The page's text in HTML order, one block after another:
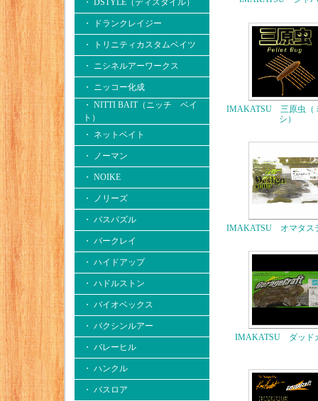
・ DSTYLE（ディスタイル）
・ ドランクレイジー
・ トリニティカスタムベイツ
・ ニシネルアーワークス
・ ニッコー化成
・ NITTI BAIT（ニッチ ベイ
ト）
・ ネットベイト
・ ノーマン
・ NOIKE
・ ノリーズ
・ バスパズル
・ バークレイ
・ ハイドアップ
・ ハドルストン
・ バイオベックス
・ バクシンルアー
・ バレーヒル
・ ハンクル
・ バスロア
IMAKATSU 三原虫（
シ）
IMAKATSU オマタス
IMAKATSU ダッド